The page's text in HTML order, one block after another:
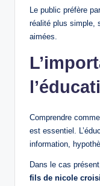
Le public préfère
réalité plus simple,
aimées.
Comprendre
est essentiel.
information,
Dans le cas
fils de nicole